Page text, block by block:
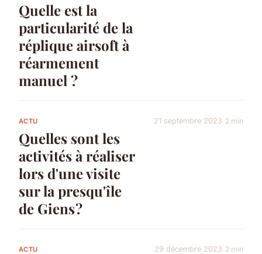
Quelle est la
particularité de la
réplique airsoft à
réarmement
manuel ?
ACTU
Quelles sont les
activités à réaliser
lors d'une visite
sur la presqu'île
de Giens ?
21 septembre 2023 2 min
ACTU 29 décembre 2023 2 min